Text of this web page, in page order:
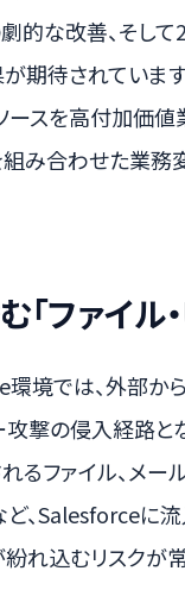
的な改善、そし
期待されていま
スを高付加価値
組み合わせた業
ファイル
境では、外部か
撃の侵入経路と
るファイル、メ
、Salesforceに
れ込むリスクが